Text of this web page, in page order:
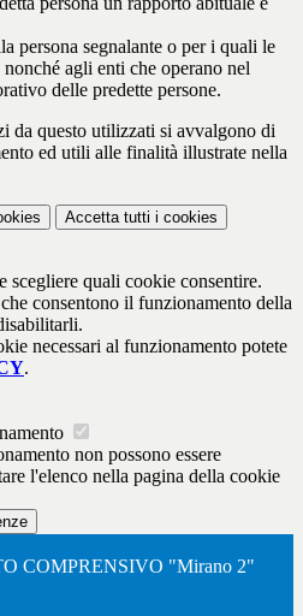
persona segnalante o per i quali le
nonché agli enti che operano nel
delle predette persone.
da questo utilizzati si avvalgono di
ed utili alle finalità illustrate nella
Accetta tutti i cookies
scegliere quali cookie consentire.
consentono il funzionamento della
necessari al funzionamento potete
.
non possono essere
l'elenco nella pagina della cookie
COMPRENSIVO "Mirano 2"